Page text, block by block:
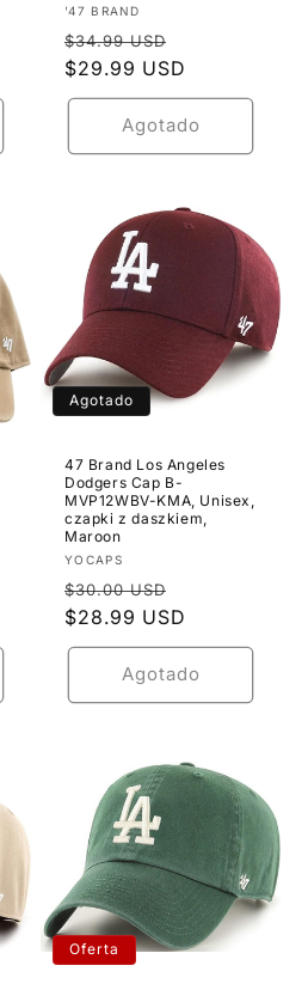
Proveedor:
'47 BRAND
Precio
habitual
$34.99 USD
de
oferta
$29.99 USD
Agotado
Agotado
47 Brand Los Angeles
Dodgers Cap B-
MVP12WBV-KMA, Unisex,
czapki z daszkiem,
Maroon
Proveedor:
YOCAPS
Precio
habitual
$30.00 USD
de
oferta
$28.99 USD
Agotado
Oferta